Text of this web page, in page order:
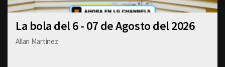
La bola del 6 - 07 de Agosto del 2026
Allan Martinez